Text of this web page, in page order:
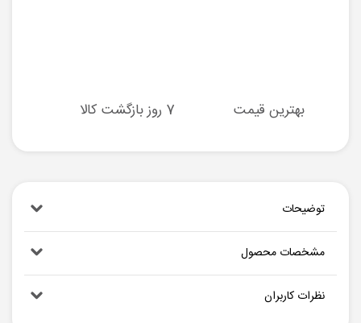
بهترین قیمت 7 روز بازگشت کالا
توضیحات
مشخصات محصول
نظرات کاربران